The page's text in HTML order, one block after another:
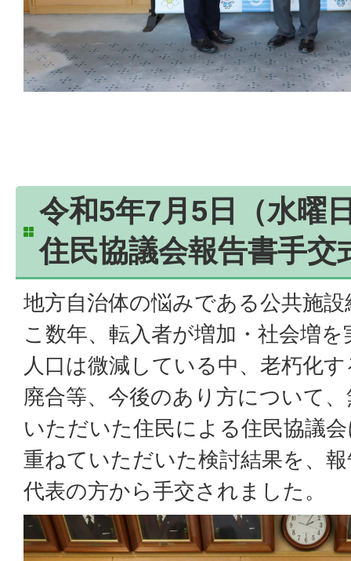
令和5年7月5日（水曜
住民協議会報告書手交
地方自治体の悩みである公共施
こ数年、転入者が増加・社会増
人口は微減している中、老朽化
廃合等、今後のあり方について
いただいた住民による住民協議
重ねていただいた検討結果を、
代表の方から手交されました。